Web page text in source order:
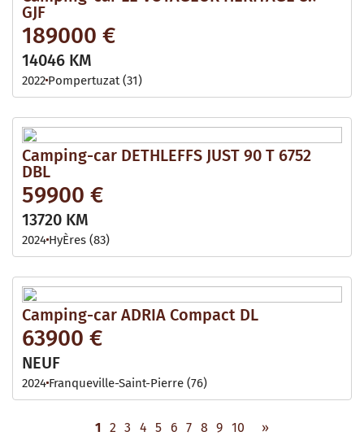
GJF
189000 €
14046 KM
2022 Pompertuzat (31)
Camping-car DETHLEFFS JUST 90 T 6752
DBL
59900 €
13720 KM
2024 HyÈres (83)
Camping-car ADRIA Compact DL
63900 €
NEUF
2024 Franqueville-Saint-Pierre (76)
1 2 3 4 5 6 7 8 9 10 »